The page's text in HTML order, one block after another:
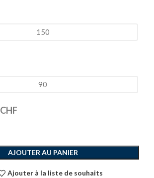
CHF
AJOUTER AU PANIER
Ajouter à la liste de souhaits